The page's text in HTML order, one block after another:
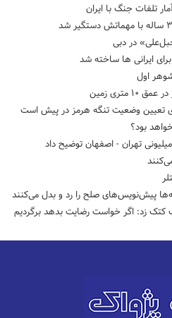
تلفات جنگ با ایران
در دبی
اول
زمین
تعیین وضعیت تنگه هرمز در پیش است
بود؟
پیش‌نویس‌های صلح را رد و بدل می‌کنند
زد: اگر خواست رضایت بدهد برگردیم